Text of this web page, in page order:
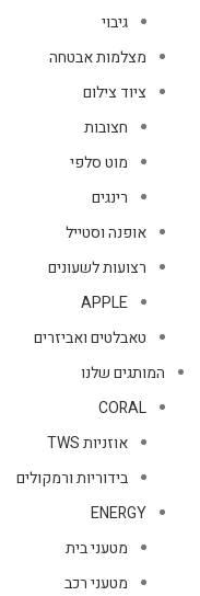
גיבוי
מצלמות אבטחה
ציוד צילום
חצובות
מוט סלפי
רינגים
אופנה וסטייל
רצועות לשעונים
APPLE
טאבלטים ואביזרים
המותגים שלנו
CORAL
אוזניות TWS
בידוריות ורמקולים
ENERGY
מטעני בית
מטעני רכב